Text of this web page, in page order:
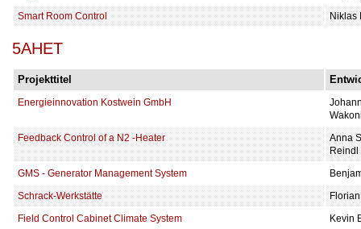
Smart Room Control
Niklas
5AHET
Projekttitel
Energieinnovation Kostwein GmbH
Feedback Control of a N2 -Heater
Anna
Reindl
GMS - Generator Management System
Schrack-Werkstätte
Field Control Cabinet Climate System
Kevin